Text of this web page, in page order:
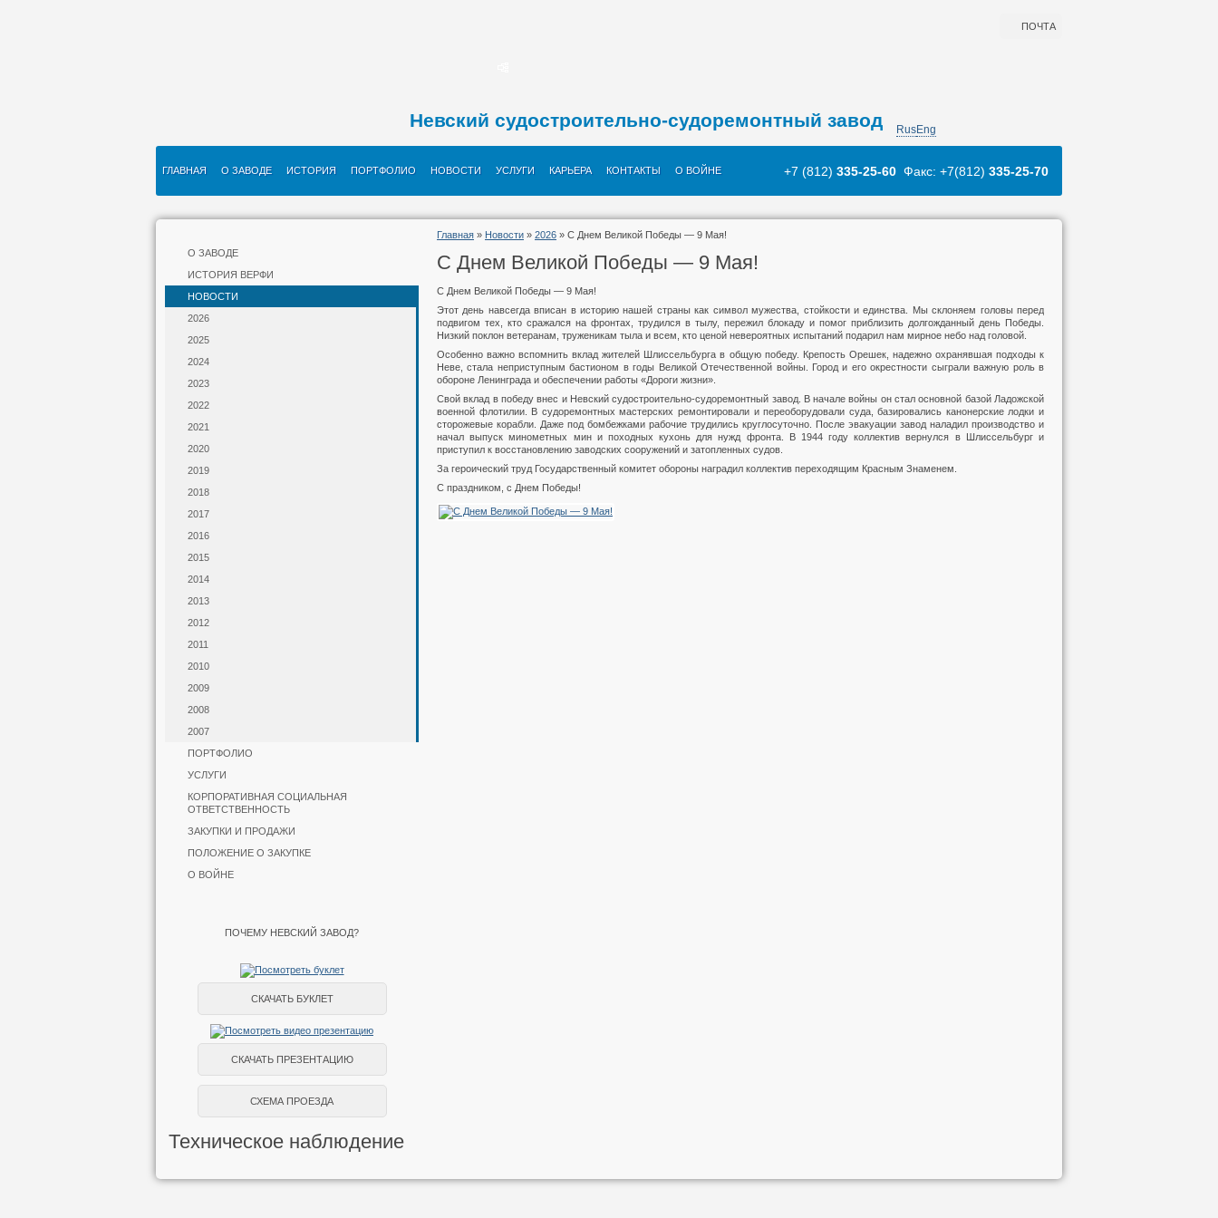
ПОЧТА
Невский судостроительно-судоремонтный завод RusEng
ГЛАВНАЯ О ЗАВОДЕ ИСТОРИЯ ПОРТФОЛИО НОВОСТИ УСЛУГИ КАРЬЕРА КОНТАКТЫ О ВОЙНЕ +7 (812) 335-25-60 Факс: +7(812) 335-25-70
О ЗАВОДЕ
ИСТОРИЯ ВЕРФИ
НОВОСТИ
2026
2025
2024
2023
2022
2021
2020
2019
2018
2017
2016
2015
2014
2013
2012
2011
2010
2009
2008
2007
ПОРТФОЛИО
УСЛУГИ
КОРПОРАТИВНАЯ СОЦИАЛЬНАЯ
ОТВЕТСТВЕННОСТЬ
ЗАКУПКИ И ПРОДАЖИ
ПОЛОЖЕНИЕ О ЗАКУПКЕ
О ВОЙНЕ
ПОЧЕМУ НЕВСКИЙ ЗАВОД?
СКАЧАТЬ БУКЛЕТ
СКАЧАТЬ ПРЕЗЕНТАЦИЮ
СХЕМА ПРОЕЗДА
Техническое наблюдение
Главная » Новости » 2026 » С Днем Великой Победы — 9 Мая!
С Днем Великой Победы — 9 Мая!
С Днем Великой Победы — 9 Мая!
Этот день навсегда вписан в историю нашей страны как символ мужества, стойкости и единства. Мы склоняем головы перед
подвигом тех, кто сражался на фронтах, трудился в тылу, пережил блокаду и помог приблизить долгожданный день Победы.
Низкий поклон ветеранам, труженикам тыла и всем, кто ценой невероятных испытаний подарил нам мирное небо над головой.
Особенно важно вспомнить вклад жителей Шлиссельбурга в общую победу. Крепость Орешек, надежно охранявшая подходы к
Неве, стала неприступным бастионом в годы Великой Отечественной войны. Город и его окрестности сыграли важную роль в
обороне Ленинграда и обеспечении работы «Дороги жизни».
Свой вклад в победу внес и Невский судостроительно‑судоремонтный завод. В начале войны он стал основной базой Ладожской
военной флотилии. В судоремонтных мастерских ремонтировали и переоборудовали суда, базировались канонерские лодки и
сторожевые корабли. Даже под бомбежками рабочие трудились круглосуточно. После эвакуации завод наладил производство и
начал выпуск минометных мин и походных кухонь для нужд фронта. В 1944 году коллектив вернулся в Шлиссельбург и
приступил к восстановлению заводских сооружений и затопленных судов.
За героический труд Государственный комитет обороны наградил коллектив переходящим Красным Знаменем.
С праздником, с Днем Победы!